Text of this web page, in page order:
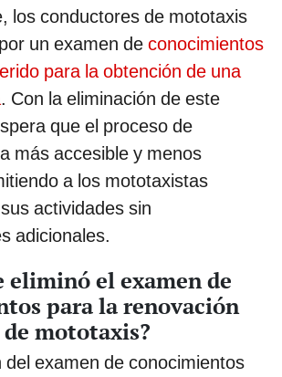
los conductores de mototaxis
un examen de conocimientos
para la obtención de una
. Con la eliminación de este
que el proceso de
más accesible y menos
a los mototaxistas
actividades sin
adicionales.
eliminó el examen de
para la renovación
mototaxis?
del examen de conocimientos